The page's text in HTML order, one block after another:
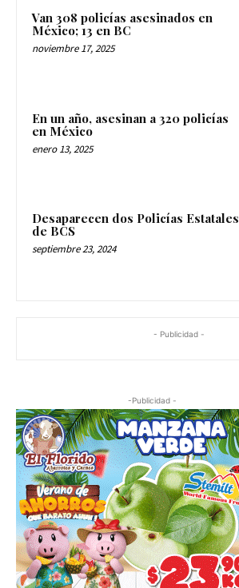
Van 308 policías asesinados en
México; 13 en BC
noviembre 17, 2025
En un año, asesinan a 320 policías
en México
enero 13, 2025
Desaparecen dos Policías Estatales
de BCS
septiembre 23, 2024
- Publicidad -
-Publicidad -